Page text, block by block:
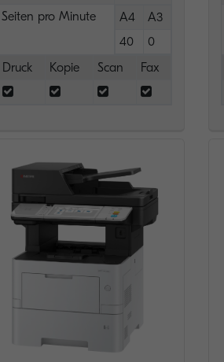
Seiten pro Minute
A4
A3
40
0
Druck
Kopie Scan Fax